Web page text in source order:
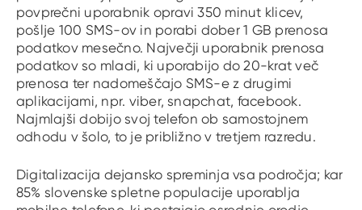
povprečni uporabnik opravi 350 minut klicev,
pošlje 100 SMS-ov in porabi dober 1 GB prenosa
podatkov mesečno. Največji uporabnik prenosa
podatkov so mladi, ki uporabijo do 20-krat več
prenosa ter nadomeščajo SMS-e z drugimi
aplikacijami, npr. viber, snapchat, facebook.
Najmlajši dobijo svoj telefon ob samostojnem
odhodu v šolo, to je približno v tretjem razredu.
Digitalizacija dejansko spreminja vsa področja; kar
85% slovenske spletne populacije uporablja